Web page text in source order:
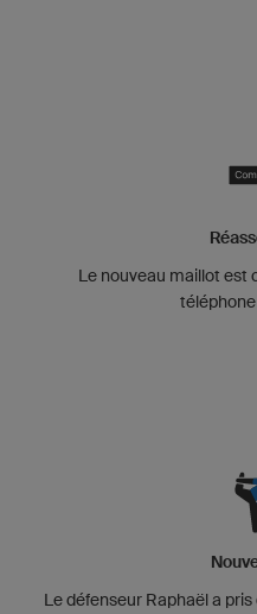
Le nouveau maillot est
Le défenseur Raphaël a